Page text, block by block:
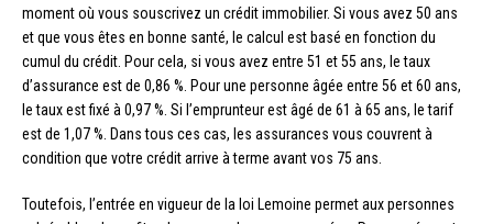
moment où vous souscrivez un crédit immobilier. Si vous avez 50 ans
et que vous êtes en bonne santé, le calcul est basé en fonction du
cumul du crédit. Pour cela, si vous avez entre 51 et 55 ans, le taux
d’assurance est de 0,86 %. Pour une personne âgée entre 56 et 60 ans,
le taux est fixé à 0,97 %. Si l’emprunteur est âgé de 61 à 65 ans, le tarif
est de 1,07 %. Dans tous ces cas, les assurances vous couvrent à
condition que votre crédit arrive à terme avant vos 75 ans.
Toutefois, l’entrée en vigueur de la loi Lemoine permet aux personnes